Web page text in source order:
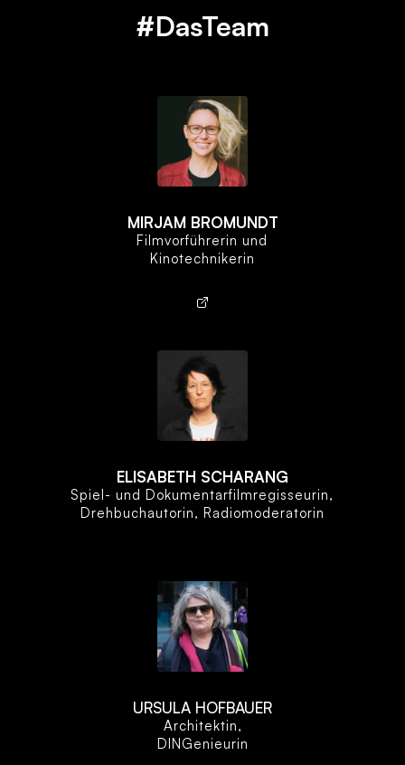
#DasTeam
MIRJAM BROMUNDT
Filmvorführerin und
Kinotechnikerin
ELISABETH SCHARANG
Spiel- und Dokumentarfilmregisseurin,
Drehbuchautorin, Radiomoderatorin
URSULA HOFBAUER
Architektin,
DINGenieurin